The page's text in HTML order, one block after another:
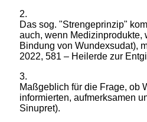
2.
Das sog. "Strengeprinzip"
auch, wenn Medizinprodukte,
Bindung von Wundexsudat),
2022, 581 – Heilerde zur
3.
Maßgeblich für die Frage, ob
informierten, aufmerksamen
Sinupret).